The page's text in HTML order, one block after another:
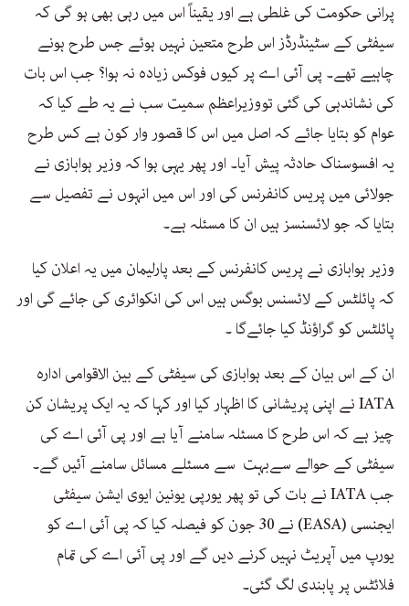
پرانی حکومت کی غلطی ہے اور یقیناً اس میں رہی بھی ہو گی کہ
سیفٹی کے سٹینڈرڈز اس طرح متعین نہیں ہوئے جس طرح ہونے
چاہیے تھے۔ پی آئی اے پر کیوں فوکس زیادہ نہ ہوا؟ جب اس بات
کی نشاندہی کی گئی تووزیراعظم سمیت سب نے یہ طے کیا کہ
عوام کو بتایا جائے کہ اصل میں اس کا قصور وار کون ہے کس طرح
یہ افسوسناک حادثہ پیش آیا۔ اور پھر یہی ہوا کہ وزیر ہوابازی نے
جولائی میں پریس کانفرنس کی اور اس میں انہوں نے تفصیل سے
بتایا کہ جو لائسنسز ہیں ان کا مسئلہ ہے۔
وزیر ہوابازی نے پریس کانفرنس کے بعد پارلیمان میں یہ اعلان کیا
کہ پائلٹس کے لائسنس بوگس ہیں اس کی انکوائری کی جائے گی اور
پائلٹس کو گراؤنڈ کیا جائےگا ۔
ان کے اس بیان کے بعد ہوابازی کی سیفٹی کے بین الاقوامی ادارہ
IATA نے اپنی پریشانی کا اظہار کیا اور کہا کہ یہ ایک پریشان کن
چیز ہے کہ اس طرح کا مسئلہ سامنے آیا ہے اور پی آئی اے کی
سیفٹی کے حوالے سےبہت سے مسئلے مسائل سامنے آئیں گے۔
جب IATA نے بات کی تو پھر یورپی یونین ایوی ایشن سیفٹی
ایجنسی (EASA) نے 30 جون کو فیصلہ کیا کہ پی آئی اے کو
یورپ میں آپریٹ نہیں کرنے دیں گے اور پی آئی اے کی تمام
فلائٹس پر پابندی لگ گئی۔